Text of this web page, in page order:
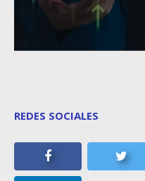
REDES SOCIALES